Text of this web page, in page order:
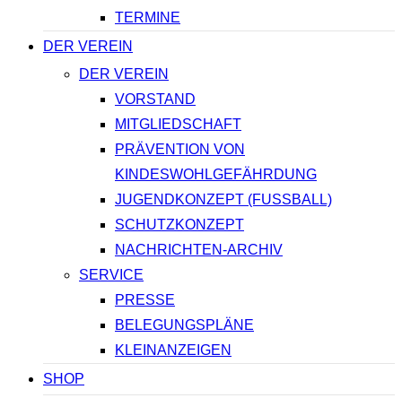
TERMINE
DER VEREIN
DER VEREIN
VORSTAND
MITGLIEDSCHAFT
PRÄVENTION VON
KINDESWOHLGEFÄHRDUNG
JUGENDKONZEPT (FUSSBALL)
SCHUTZKONZEPT
NACHRICHTEN-ARCHIV
SERVICE
PRESSE
BELEGUNGSPLÄNE
KLEINANZEIGEN
SHOP